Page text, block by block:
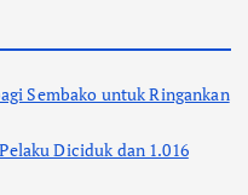
Sembako untuk Ringankan
Diciduk dan 1.016